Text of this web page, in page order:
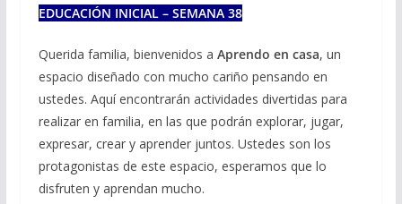
EDUCACIÓN INICIAL – SEMANA 38
Querida familia, bienvenidos a Aprendo en casa, un
espacio diseñado con mucho cariño pensando en
ustedes. Aquí encontrarán actividades divertidas para
realizar en familia, en las que podrán explorar, jugar,
expresar, crear y aprender juntos. Ustedes son los
protagonistas de este espacio, esperamos que lo
disfruten y aprendan mucho.